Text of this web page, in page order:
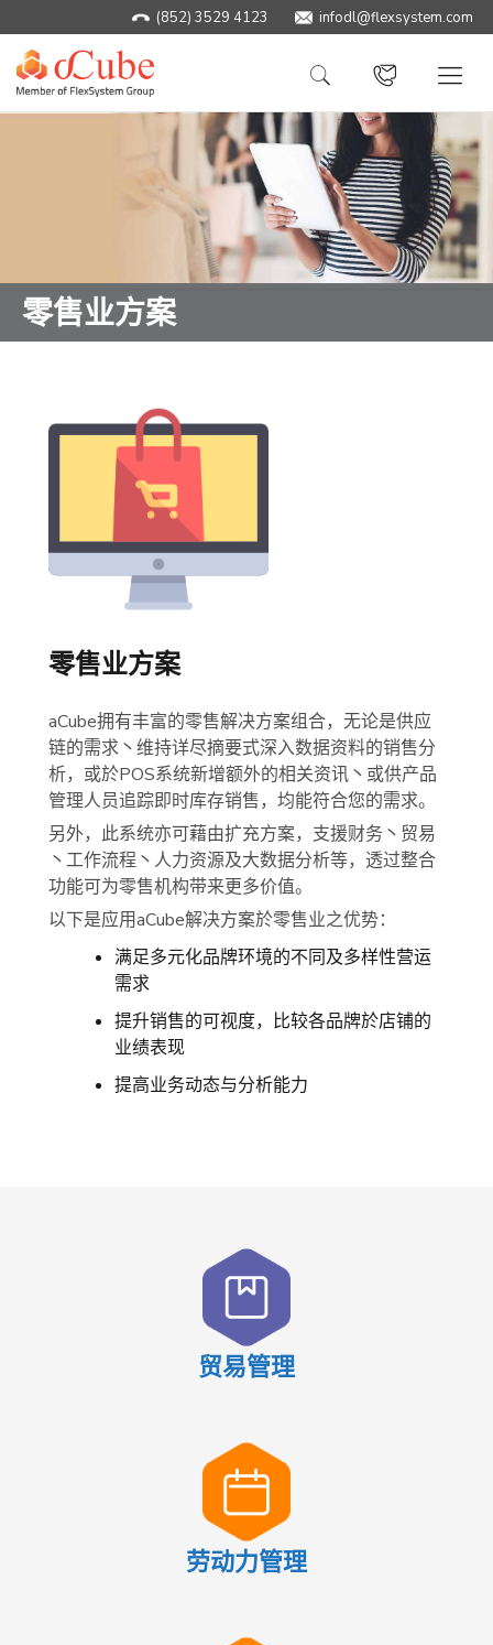
(852) 3529 4123 infodl@flexsystem.com
零售业方案
零售业方案
aCube拥有丰富的零售解决方案组合，无论是供应
链的需求丶维持详尽摘要式深入数据资料的销售分
析，或於POS系统新增额外的相关资讯丶或供产品
管理人员追踪即时库存销售，均能符合您的需求。
另外，此系统亦可藉由扩充方案，支援财务丶贸易
丶工作流程丶人力资源及大数据分析等，透过整合
功能可为零售机构带来更多价值。
以下是应用aCube解决方案於零售业之优势：
满足多元化品牌环境的不同及多样性营运
需求
提升销售的可视度，比较各品牌於店铺的
业绩表现
提高业务动态与分析能力
贸易管理
劳动力管理